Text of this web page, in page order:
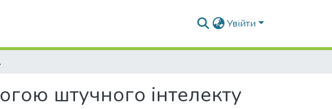
Увійти
штучного інтелекту